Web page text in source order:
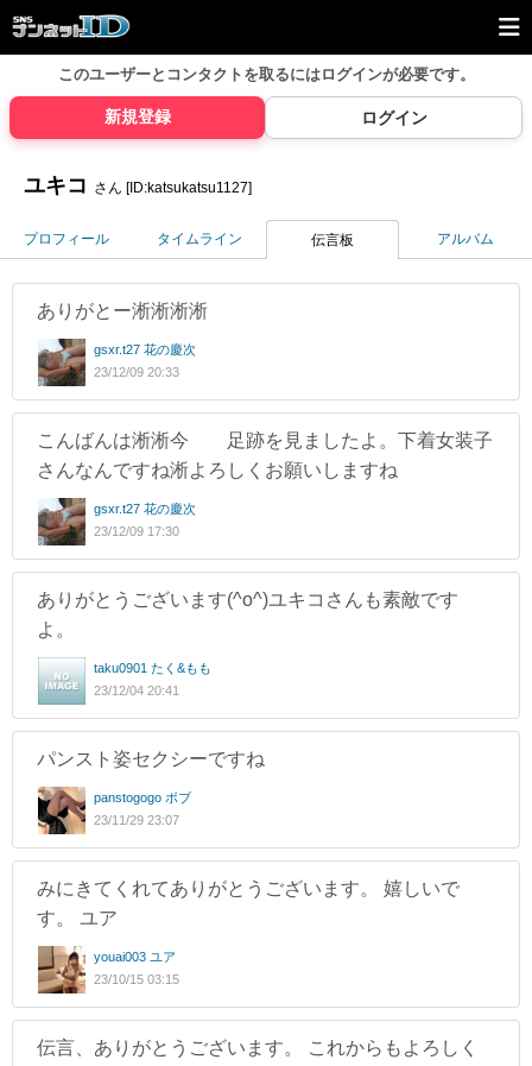
このユーザーとコンタクトを取るにはログインが必要です。
新規登録 ログイン
ユキコ さん [ID:katsukatsu1127]
プロフィール タイムライン 伝言板 アルバム
ありがとー淅淅淅淅
gsxr.t27 花の慶次
23/12/09 20:33
こんばんは淅淅今 足跡を見ましたよ。下着女装子
さんなんですね淅よろしくお願いしますね
gsxr.t27 花の慶次
23/12/09 17:30
ありがとうございます(^o^)ユキコさんも素敵です
よ。
taku0901 たく&もも
23/12/04 20:41
パンスト姿セクシーですね
panstogogo ボブ
23/11/29 23:07
みにきてくれてありがとうございます。 嬉しいで
す。 ユア
youai003 ユア
23/10/15 03:15
伝言、ありがとうございます。 これからもよろしく